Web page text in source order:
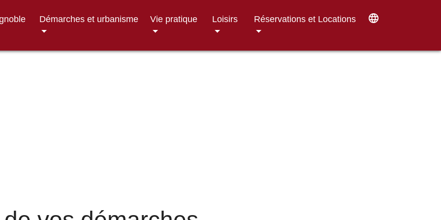
Démarches et urbanisme Vie pratique Loisirs Réservations et Locations language